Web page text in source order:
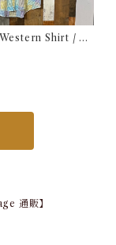
Shirt / シ
ブ ウエスタン シ
通販】